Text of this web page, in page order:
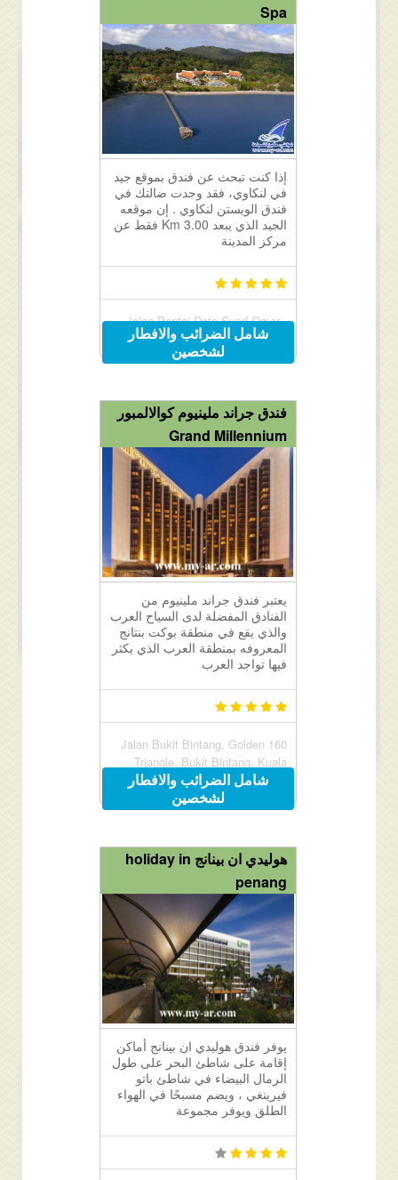
Spa
إذا كنت تبحث عن فندق بموقع جيد
في لنكاوي، فقد وجدت ضالتك في
فندق الويستن لنكاوي . إن موقعه
الجيد الذي يبعد 3.00 Km فقط عن
مركز المدينة
Jalan Pantai Dato Syed Omar ,
Kuah, Langkawi, Malaysia
شامل الضرائب والافطار
لشخصين
فندق جراند ملينيوم كوالالمبور
Grand Millennium
يعتبر فندق جراند ملينيوم من
الفنادق المفضلة لدى السياح العرب
والذي يقع في منطقة بوكت بنتانج
المعروفه بمنطقة العرب الذي يكثر
فيها تواجد العرب
160 Jalan Bukit Bintang, Golden
Triangle, Bukit Bintang, Kuala
Lumpur, Malaysia 55100
شامل الضرائب والافطار
لشخصين
هوليدي ان بينانج holiday in
penang
يوفر فندق هوليدي ان بينانج أماكن
إقامة على شاطئ البحر على طول
الرمال البيضاء في شاطئ باتو
فيرينغي ، ويضم مسبحًا في الهواء
الطلق ويوفر مجموعة